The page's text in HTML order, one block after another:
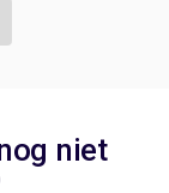
niet